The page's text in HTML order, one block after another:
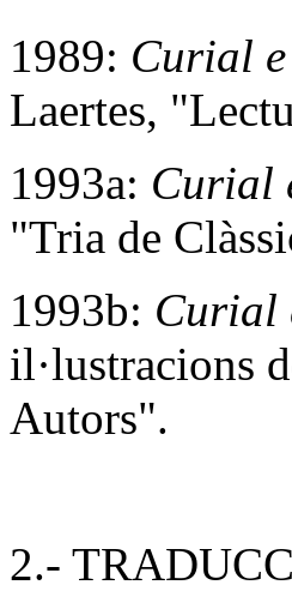
1989: Curial
Laertes,
1993a: Curial
"Tria de
1993b: Curial
il·lustracions
Autors".
2.-